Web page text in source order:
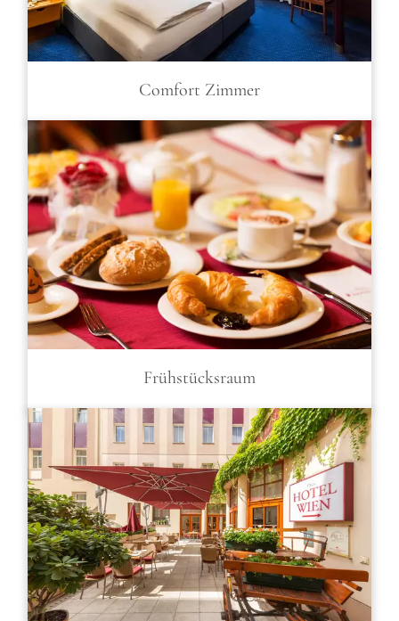
Comfort Zimmer
Frühstücksraum